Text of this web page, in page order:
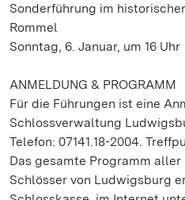
Sonderführung im
Rommel
Sonntag, 6. Januar, um 16 Uhr
ANMELDUNG & PROGRAMM
Für die Führungen ist eine
Schlossverwaltung
Telefon: 07141.18-2004.
Das gesamte Programm
Schlösser von Ludwigsburg